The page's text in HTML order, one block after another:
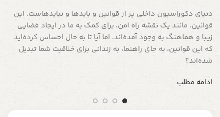
دنیای دکوراسیون داخلی پر از قوانین و بایدها و نبایدهاست. این
قوانین، مانند یک نقشه راه امن، برای کمک به ما در ایجاد فضایی
زیبا و هماهنگ به وجود آمده‌اند. اما آیا تا به حال احساس کرده‌اید
که این قوانین، به جای راهنما، به زندانی برای خلاقیت شما تبدیل
شده‌اند؟
ادامه مطلب